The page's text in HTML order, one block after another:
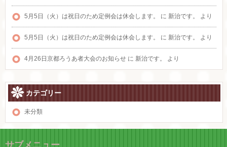
5月5日（火）は祝日のため定例会は休会します。 に 新治です。 より
5月5日（火）は祝日のため定例会は休会します。 に 新治です。 より
4月26日京都ろうあ者大会のお知らせ に 新治です。 より
カテゴリー
未分類